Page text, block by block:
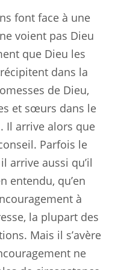
font face à une
voient pas Dieu
que Dieu les
dans la
de Dieu,
et sœurs dans le
Il arrive alors que
Parfois le
arrive aussi qu’il
entendu, qu’en
à
la plupart des
Mais il s’avère
ne